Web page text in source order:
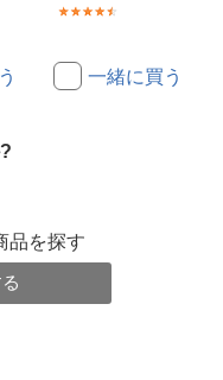
一緒に買う
品を探す